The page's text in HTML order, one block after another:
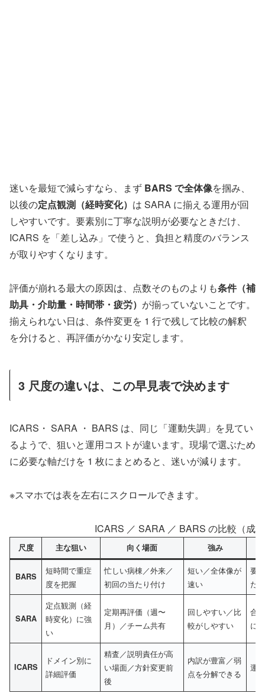
迷いを最短で減らすなら、まず BARS で全体像を掴み、
以後の定点観測（経時変化） は SARA に揃える運用が回
しやすいです。要素別に丁寧な説明が必要なときだけ、
ICARS を「差し込み」で使うと、負担と精度のバランス
が取りやすくなります。
評価が崩れる最大の原因は、点数そのものよりも条件（補
助具・介助量・時間帯・疲労） が揃っていないことです。
揃えられない日は、条件変更を 1 行で残して比較の解釈
を分けると、再評価がかなり安定します。
3 尺度の違いは、この早見表で決めます
ICARS・ SARA ・ BARS は、同じ「運動失調」を見てい
るようで、狙いと運用コストが違います。現場で選ぶため
に必要な軸だけを 1 枚にまとめると、迷いが減ります。
※スマホでは表を左右にスクロールできます。
ICARS ／ SARA ／ BARS の比較（成
尺度 主な狙い 向く場面 強み
BARS
短時間で重症
度を把握
忙しい病棟／外来／
初回の当たり付け
短い／全体像が
速い
要
だ
SARA
定点観測（経
時変化）に強
い
定期再評価（週〜
月）／チーム共有
回しやすい／比
較がしやすい
合
に
ICARS
ドメイン別に
詳細評価
精査／説明責任が高
い場面／方針変更前
後
内訳が豊富／弱
点を分解できる
運